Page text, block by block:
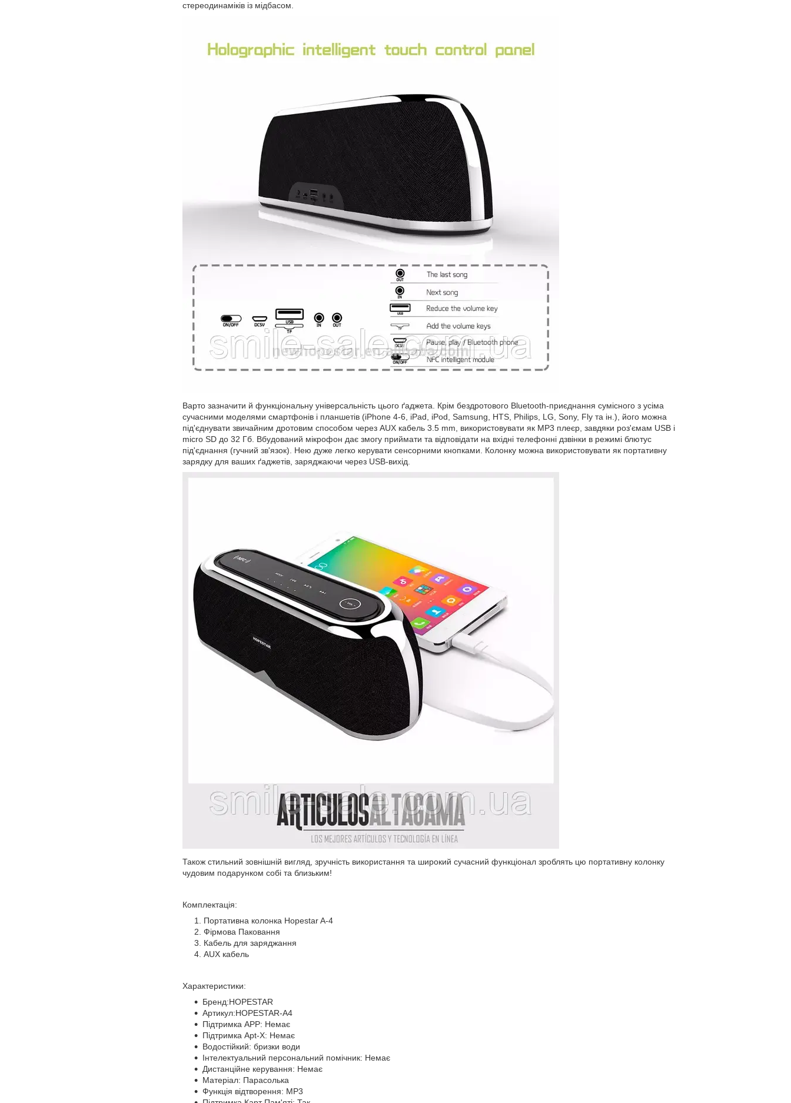
стереодинаміків із мідбасом.
Варто зазначити й функціональну універсальність цього ґаджета. Крім бездротового Bluetooth-приєднання сумісного з усіма
сучасними моделями смартфонів і планшетів (iPhone 4-6, iPad, iPod, Samsung, HTS, Philips, LG, Sony, Fly та ін.), його можна
під'єднувати звичайним дротовим способом через AUX кабель 3.5 mm, використовувати як MP3 плеєр, завдяки роз'ємам USB і
micro SD до 32 Гб. Вбудований мікрофон дає змогу приймати та відповідати на вхідні телефонні дзвінки в режимі блютус
під'єднання (гучний зв'язок). Нею дуже легко керувати сенсорними кнопками. Колонку можна використовувати як портативну
зарядку для ваших ґаджетів, заряджаючи через USB-вихід.
Також стильний зовнішній вигляд, зручність використання та широкий сучасний функціонал зроблять цю портативну колонку
чудовим подарунком собі та близьким!
Комплектація:
Портативна колонка Hopestar A-4
Фірмова Паковання
Кабель для заряджання
AUX кабель
Характеристики:
Бренд:HOPESTAR
Артикул:HOPESTAR-A4
Підтримка APP: Немає
Підтримка Apt-X: Немає
Водостійкий: бризки води
Інтелектуальний персональний помічник: Немає
Дистанційне керування: Немає
Матеріал: Парасолька
Функція відтворення: MP3